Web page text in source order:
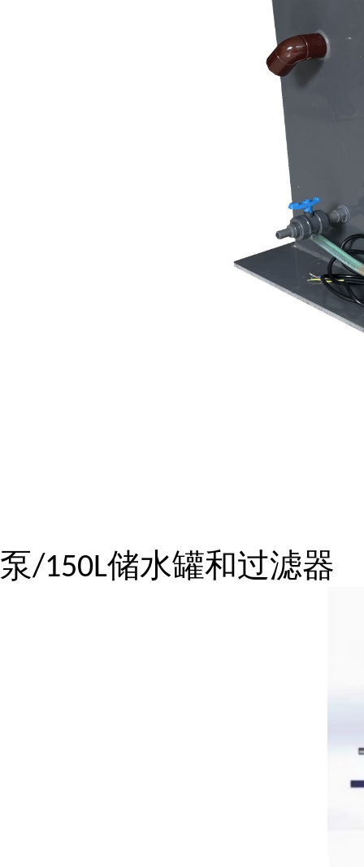
泵/150L储水罐和过滤器